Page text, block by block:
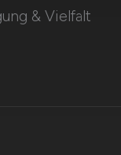
& Vielfalt